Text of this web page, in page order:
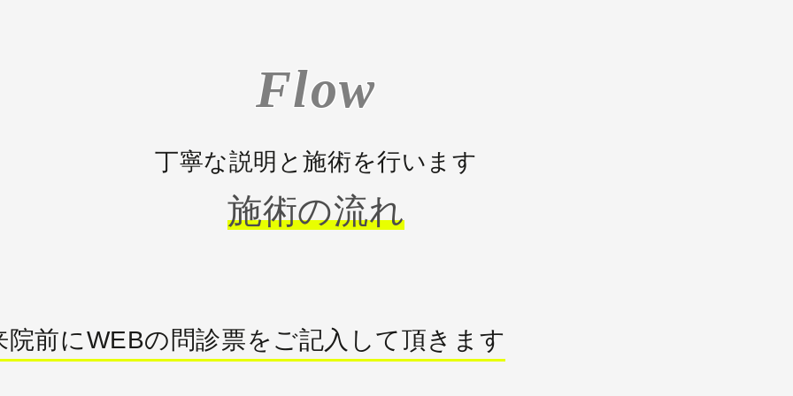
Flow
丁寧な説明と施術を行います
施術の流れ
院前にWEBの問診票をご記入して頂きます